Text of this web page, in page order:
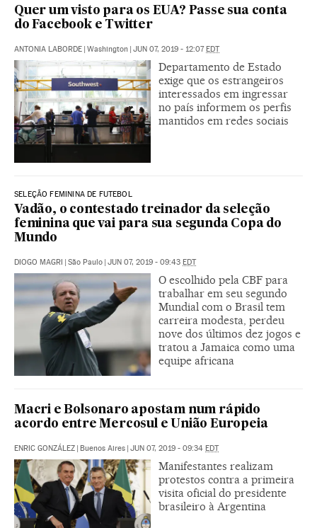
Quer um visto para os EUA? Passe sua conta
do Facebook e Twitter
ANTONIA LABORDE | Washington | JUN 07, 2019 - 12:07EDT
Departamento de Estado
exige que os estrangeiros
interessados em ingressar
no país informem os perfis
mantidos em redes sociais
SELEÇÃO FEMININA DE FUTEBOL
Vadão, o contestado treinador da seleção
feminina que vai para sua segunda Copa do
Mundo
DIOGO MAGRI | São Paulo | JUN 07, 2019 - 09:43 EDT
O escolhido pela CBF para
trabalhar em seu segundo
Mundial com o Brasil tem
carreira modesta, perdeu
nove dos últimos dez jogos e
tratou a Jamaica como uma
equipe africana
Macri e Bolsonaro apostam num rápido
acordo entre Mercosul e União Europeia
ENRIC GONZÁLEZ | Buenos Aires | JUN 07, 2019 - 09:34 EDT
Manifestantes realizam
protestos contra a primeira
visita oficial do presidente
brasileiro à Argentina